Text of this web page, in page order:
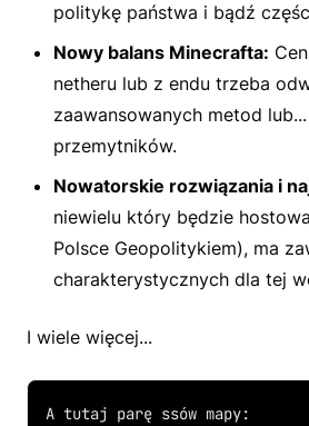
politykę państwa i bądź
Nowy balans Minecrafta:
netheru lub z endu trzeba
zaawansowanych metod
przemytników.
Nowatorskie rozwiązania i
niewielu który będzie
Polsce Geopolitykiem), ma
charakterystycznych dla tej
I wiele więcej...
A tutaj parę ssów mapy: